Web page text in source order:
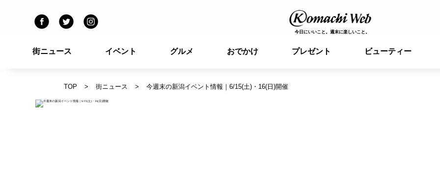
今日にいいこと。週末に楽しいこと。
街ニュース イベント グルメ おでかけ プレゼント ビューティー
TOP 街ニュース 今週末の新潟イベント情報｜6/15(土)・16(日)開催